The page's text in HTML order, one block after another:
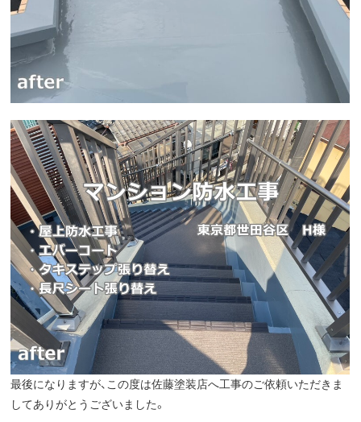
最後になりますが、この度は佐藤塗装店へ工事のご依頼いただきま
してありがとうございました。